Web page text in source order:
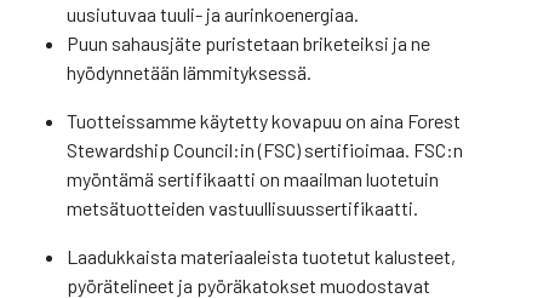
uusiutuvaa tuuli- ja aurinkoenergiaa.
Puun sahausjäte puristetaan briketeiksi ja ne
hyödynnetään lämmityksessä.
Tuotteissamme käytetty kovapuu on aina Forest
Stewardship Council:in (FSC) sertifioimaa. FSC:n
myöntämä sertifikaatti on maailman luotetuin
metsätuotteiden vastuullisuussertifikaatti.
Laadukkaista materiaaleista tuotetut kalusteet,
pyörätelineet ja pyöräkatokset muodostavat